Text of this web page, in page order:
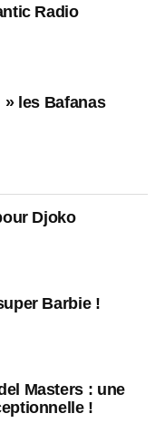
Radio
les Bafanas
Djoko
Barbie !
Masters : une
!